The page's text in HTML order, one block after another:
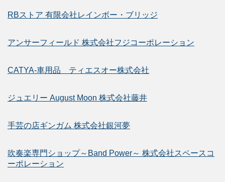
RBストア 有限会社レインボー・ブリッジ
アンサーフィールド 株式会社フジコーポレーション
CATYA-車用品 ティエスオー株式会社
ジュエリー August Moon 株式会社藤井
手芸の店ギンガム 株式会社銀河夢
吹奏楽専門ショップ～Band Power～ 株式会社スペースコ
ーポレーション